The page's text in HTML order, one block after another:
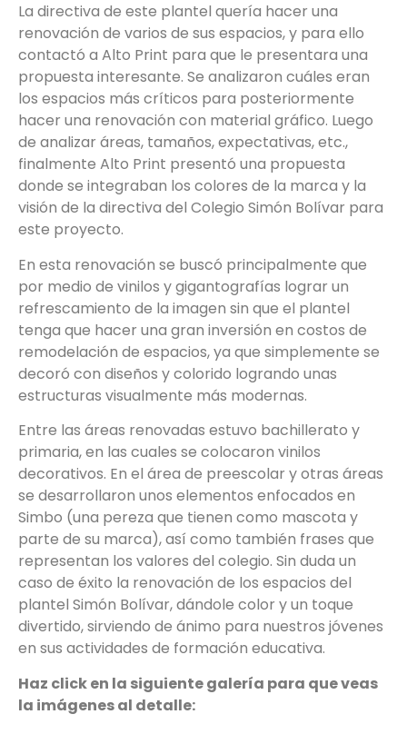
La directiva de este plantel quería hacer una
renovación de varios de sus espacios, y para ello
contactó a Alto Print para que le presentara una
propuesta interesante. Se analizaron cuáles eran
los espacios más críticos para posteriormente
hacer una renovación con material gráfico. Luego
de analizar áreas, tamaños, expectativas, etc.,
finalmente Alto Print presentó una propuesta
donde se integraban los colores de la marca y la
visión de la directiva del Colegio Simón Bolívar para
este proyecto.
En esta renovación se buscó principalmente que
por medio de vinilos y gigantografías lograr un
refrescamiento de la imagen sin que el plantel
tenga que hacer una gran inversión en costos de
remodelación de espacios, ya que simplemente se
decoró con diseños y colorido logrando unas
estructuras visualmente más modernas.
Entre las áreas renovadas estuvo bachillerato y
primaria, en las cuales se colocaron vinilos
decorativos. En el área de preescolar y otras áreas
se desarrollaron unos elementos enfocados en
Simbo (una pereza que tienen como mascota y
parte de su marca), así como también frases que
representan los valores del colegio. Sin duda un
caso de éxito la renovación de los espacios del
plantel Simón Bolívar, dándole color y un toque
divertido, sirviendo de ánimo para nuestros jóvenes
en sus actividades de formación educativa.
Haz click en la siguiente galería para que veas
la imágenes al detalle: